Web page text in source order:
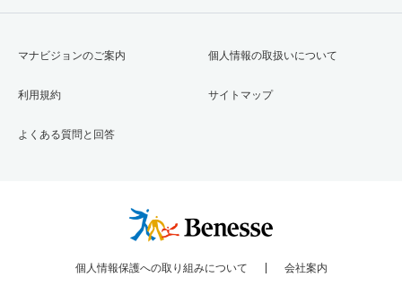
マナビジョンのご案内
利用規約
よくある質問と回答
個人情報の取扱いについて
サイトマップ
個人情報保護への取り組みについて 会社案内